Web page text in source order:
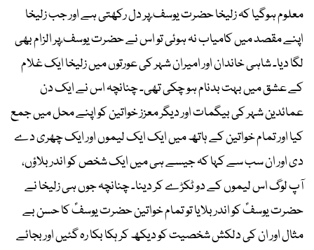
معلوم ہوگیا کہ زلیخا حضرت یوسف ؑ پر دل رکھتی ہے اور جب زلیخا
اپنے مقصد میں کامیاب نہ ہوئی تو اس نے حضرت یوسف ؑ پر الزام بھی
لگا دیا۔ شاہی خاندان اور امیران شہر کی عورتوں میں زلیخا ایک غلام
کے عشق میں بہت بدنام ہو چکی تھی۔ چنانچہ اس نے ایک دن
عمائدین شہر کی بیگمات اور دیگر معزز خواتین کو اپنے محل میں جمع
کیا اور تمام خواتین کے ہاتھ میں ایک ایک لیموں اور ایک چھری دے
دی اور ان سب سے کہا کہ جیسے ہی میں ایک شخص کو اندر بلاؤں،
آپ لوگ اس لیموں کے دو ٹکڑے کر دینا۔ چنانچہ جوں ہی زلیخا نے
حضرت یوسفؑ کو اندر بلایا تو تمام خواتین حضرت یوسفؑ کا حسن بے
مثال اور ان کی دلکش شخصیت کو دیکھ کر ہکا بکا رہ گئیں اور بجائے